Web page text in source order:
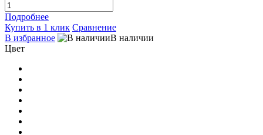
Подробнее
Купить в 1 клик Сравнение
В избранное
В наличии
Цвет